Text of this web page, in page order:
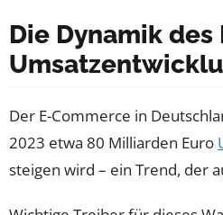
Die Dynamik
Der E-Commerce in
2023 etwa 80 Milliarden Euro
steigen wird – ein Trend, der